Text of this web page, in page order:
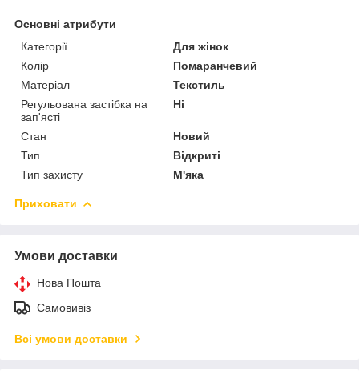
Основні атрибути
Категорії
Для жінок
Колір
Помаранчевий
Матеріал
Текстиль
Регульована застібка на
зап'ясті
Ні
Стан
Новий
Тип
Відкриті
Тип захисту
М'яка
Приховати
Умови доставки
Нова Пошта
Самовивіз
Всі умови доставки